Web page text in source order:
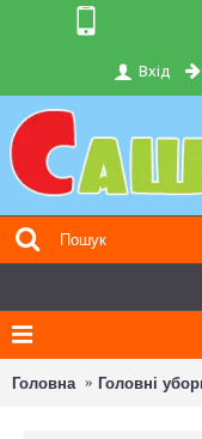
Вхід
Головна Головні